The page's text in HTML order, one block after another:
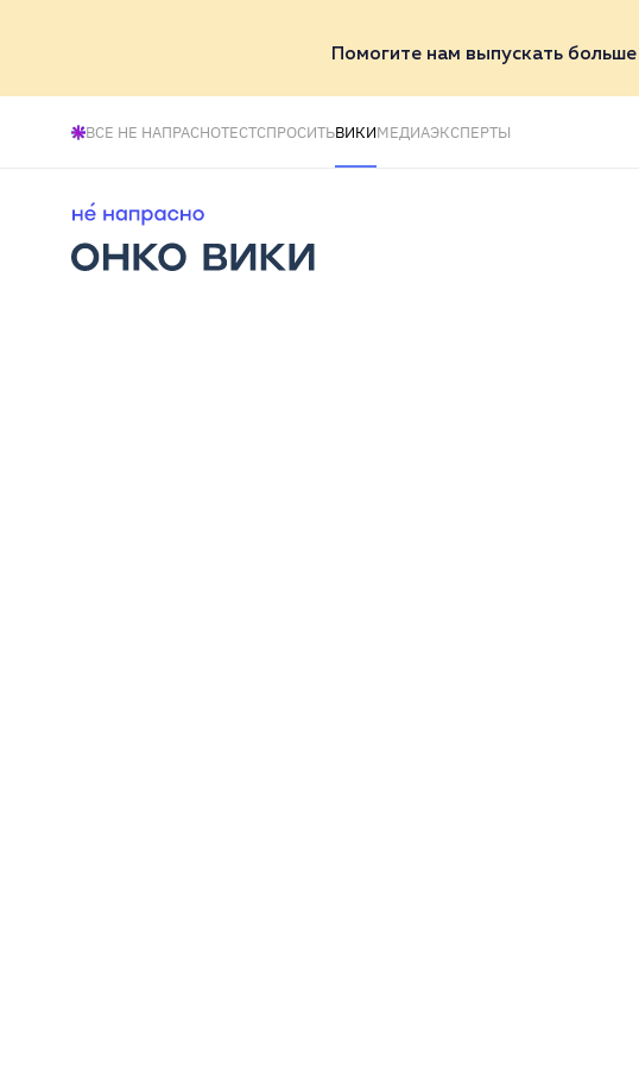
Помогите нам выпускать
ВСЕ НЕ НАПРАСНОТЕСТСПРОСИТЬВИКИМЕДИАЭКСПЕРТЫ